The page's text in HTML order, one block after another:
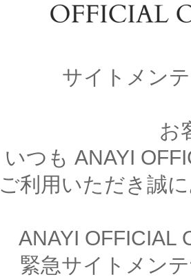
サイトメン
お
いつも ANAYI
ご利用いただき誠
ANAYI OFFICIAL
緊急サイトメン